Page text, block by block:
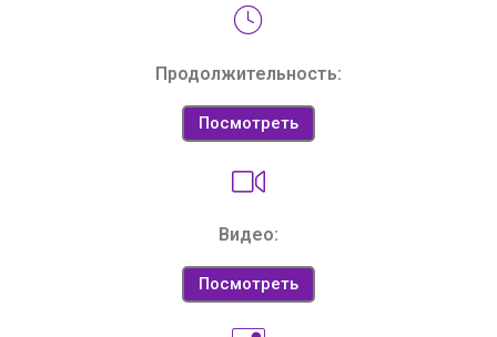
Продолжительность:
Посмотреть
Видео:
Посмотреть